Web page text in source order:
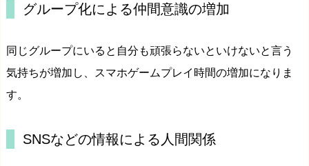
グループ化による仲間意識の増加
同じグループにいると自分も頑張らないといけないと言う
気持ちが増加し、スマホゲームプレイ時間の増加になりま
す。
SNSなどの情報による人間関係